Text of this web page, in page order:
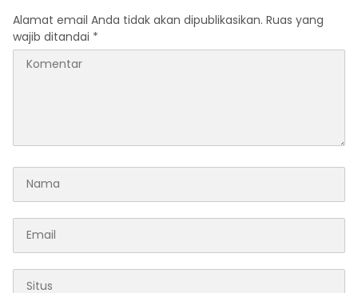
Alamat email Anda tidak akan dipublikasikan. Ruas yang
wajib ditandai *